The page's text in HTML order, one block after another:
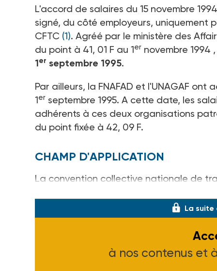
L'accord de salaires du 15 novembre
signé, du côté employeurs, uniquement
CFTC (1). Agréé par le ministère des
du point à 41, 01 F au 1er novembre 1994 ,
1er septembre 1995.
Par ailleurs, la FNAFAD et l'UNAGAF
1er septembre 1995. A cette date, les
adhérents à ces deux organisations
du point fixée à 42, 09 F.
CHAMP D'APPLICATION
La convention collective nationale de
La suite
à nos contenus et